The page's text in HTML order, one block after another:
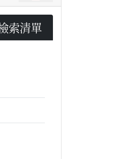
索清單